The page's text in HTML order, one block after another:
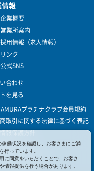
情報
企業概要
営業所案内
採用情報（求人情報）
リンク
公式SNS
合わせ
を見る
プラチナクラブ会員規約
取引に関する法律に基づく表記
報保護方針
営優良法人認定
働状況を確認し、お客さまにご満
行っています。
に同意をいただくことで、お客さ
情報提供を行う場合があります。